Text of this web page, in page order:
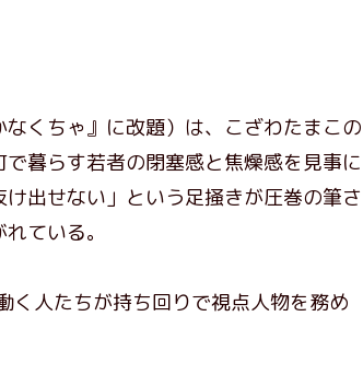
くちゃ』に改題）は、こざわたまこの
暮らす若者の閉塞感と焦燥感を見事に
出せない」という足掻きが圧巻の筆さ
ている。
人たちが持ち回りで視点人物を務め